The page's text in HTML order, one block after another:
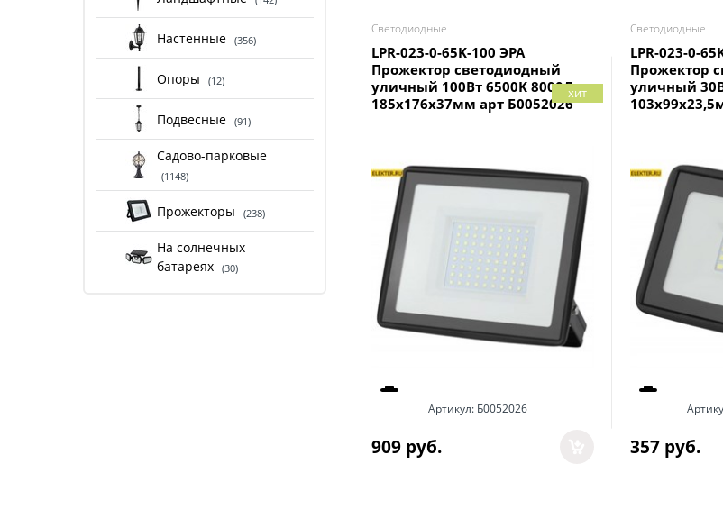
Настенные (356)
Опоры (12)
Подвесные (91)
Садово-парковые
(1148)
Прожекторы (238)
На солнечных
батареях (30)
Светодиодные
LPR-023-0-65K-100 ЭРА
Прожектор светодиодный
уличный 100Вт 6500K 8000Лм
185x176x37мм арт Б0052026
Артикул: Б0052026
хит
909 руб.
Светодиодные
LPR-023-0-
Прожектор
уличный
357 руб.